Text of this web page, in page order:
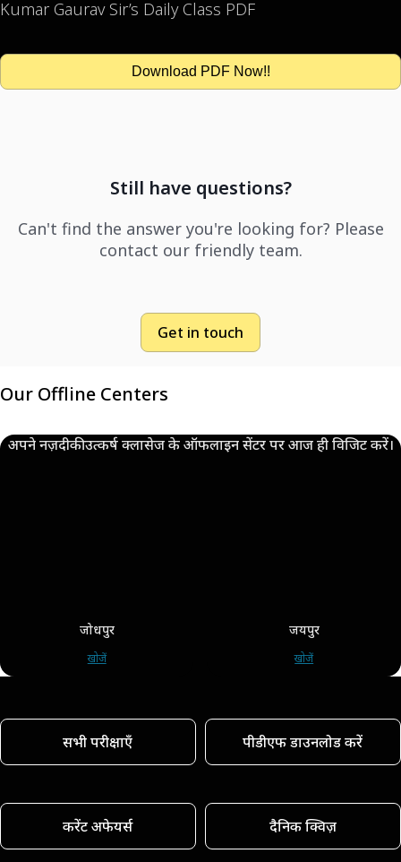
Kumar Gaurav Sir’s Daily Class PDF
Download PDF Now!!
Still have questions?
Can't find the answer you're looking for? Please
contact our friendly team.
Get in touch
Our Offline Centers
अपने नज़दीकी उत्कर्ष क्लासेज के ऑफलाइन सेंटर पर आज ही विजिट करें।
जोधपुर
खोजें
जयपुर
खोजें
सभी परीक्षाएँ पीडीएफ डाउनलोड करें
करेंट अफेयर्स दैनिक क्विज़